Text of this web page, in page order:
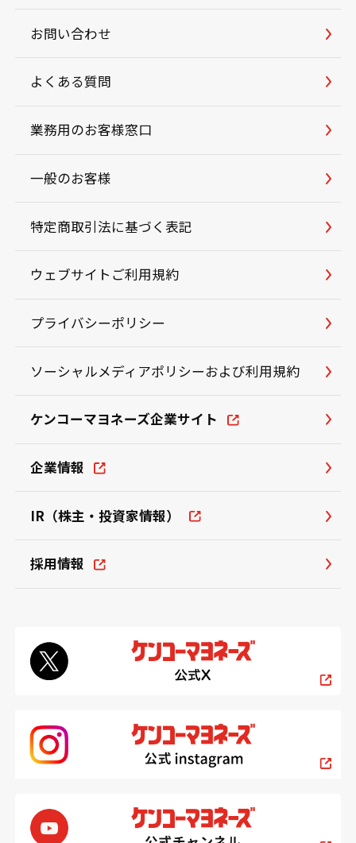
お問い合わせ
よくある質問
業務用のお客様窓口
一般のお客様
特定商取引法に基づく表記
ウェブサイトご利用規約
プライバシーポリシー
ソーシャルメディアポリシーおよび利用規約
ケンコーマヨネーズ企業サイト
企業情報
IR（株主・投資家情報）
採用情報